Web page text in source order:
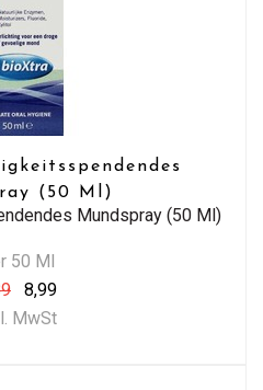
(50 Ml)
Mundspray (50 Ml)
50 Ml
8,99
MwSt